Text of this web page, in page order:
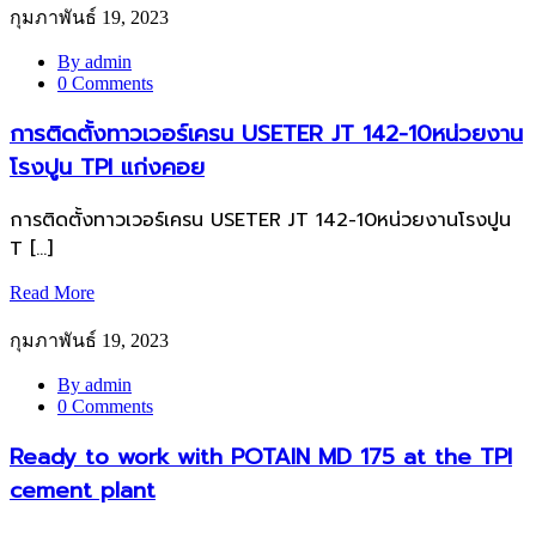
กุมภาพันธ์ 19, 2023
By admin
0 Comments
การติดตั้งทาวเวอร์เครน USETER JT 142-10หน่วยงาน
โรงปูน TPI แก่งคอย
การติดตั้งทาวเวอร์เครน USETER JT 142-10หน่วยงานโรงปูน
T […]
Read More
กุมภาพันธ์ 19, 2023
By admin
0 Comments
Ready to work with POTAIN MD 175 at the TPI
cement plant